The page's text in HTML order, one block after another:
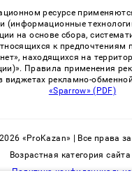
ресурсе
(информационные
на основе сбора,
к предпочтениям
находящихся на
Правила применения
виджетах рекламно-
«Sparrow» (PDF)
«ProKazan» | Все права
Возрастная категория
Политика